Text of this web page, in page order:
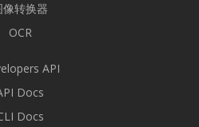
像转换器
OCR
API
Docs
Docs